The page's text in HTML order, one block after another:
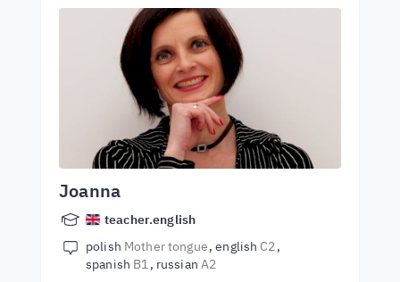
Joanna
teacher.english
polish Mother tongue english C2
spanish B1 russian A2